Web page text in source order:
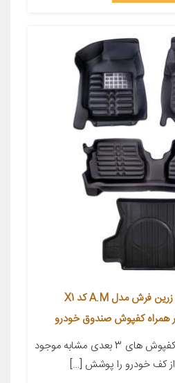
کفپوش پنج بعدی خودرو زرین فرش مدل A.M کد X1
همراه کفپوش صندوق خودرو
معرفی محصول بر خلاف کفپوش های 3 بعدی مشابه موجود
کف خودرو را پوشش […]